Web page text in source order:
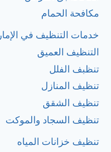
مكافحة الحمام
خدمات التنظيف في
التنظيف العميق
تنظبف الفلل
تنظيف المنازل
تنظيف الشقق
تنظيف السجاد والموكت
تنظيف خزانات المياه